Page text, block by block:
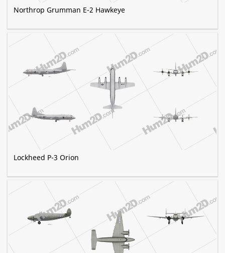
Northrop Grumman E-2 Hawkeye
Lockheed P-3 Orion